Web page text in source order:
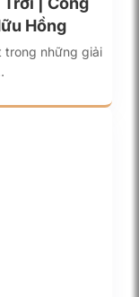
Hồng
trong những giải